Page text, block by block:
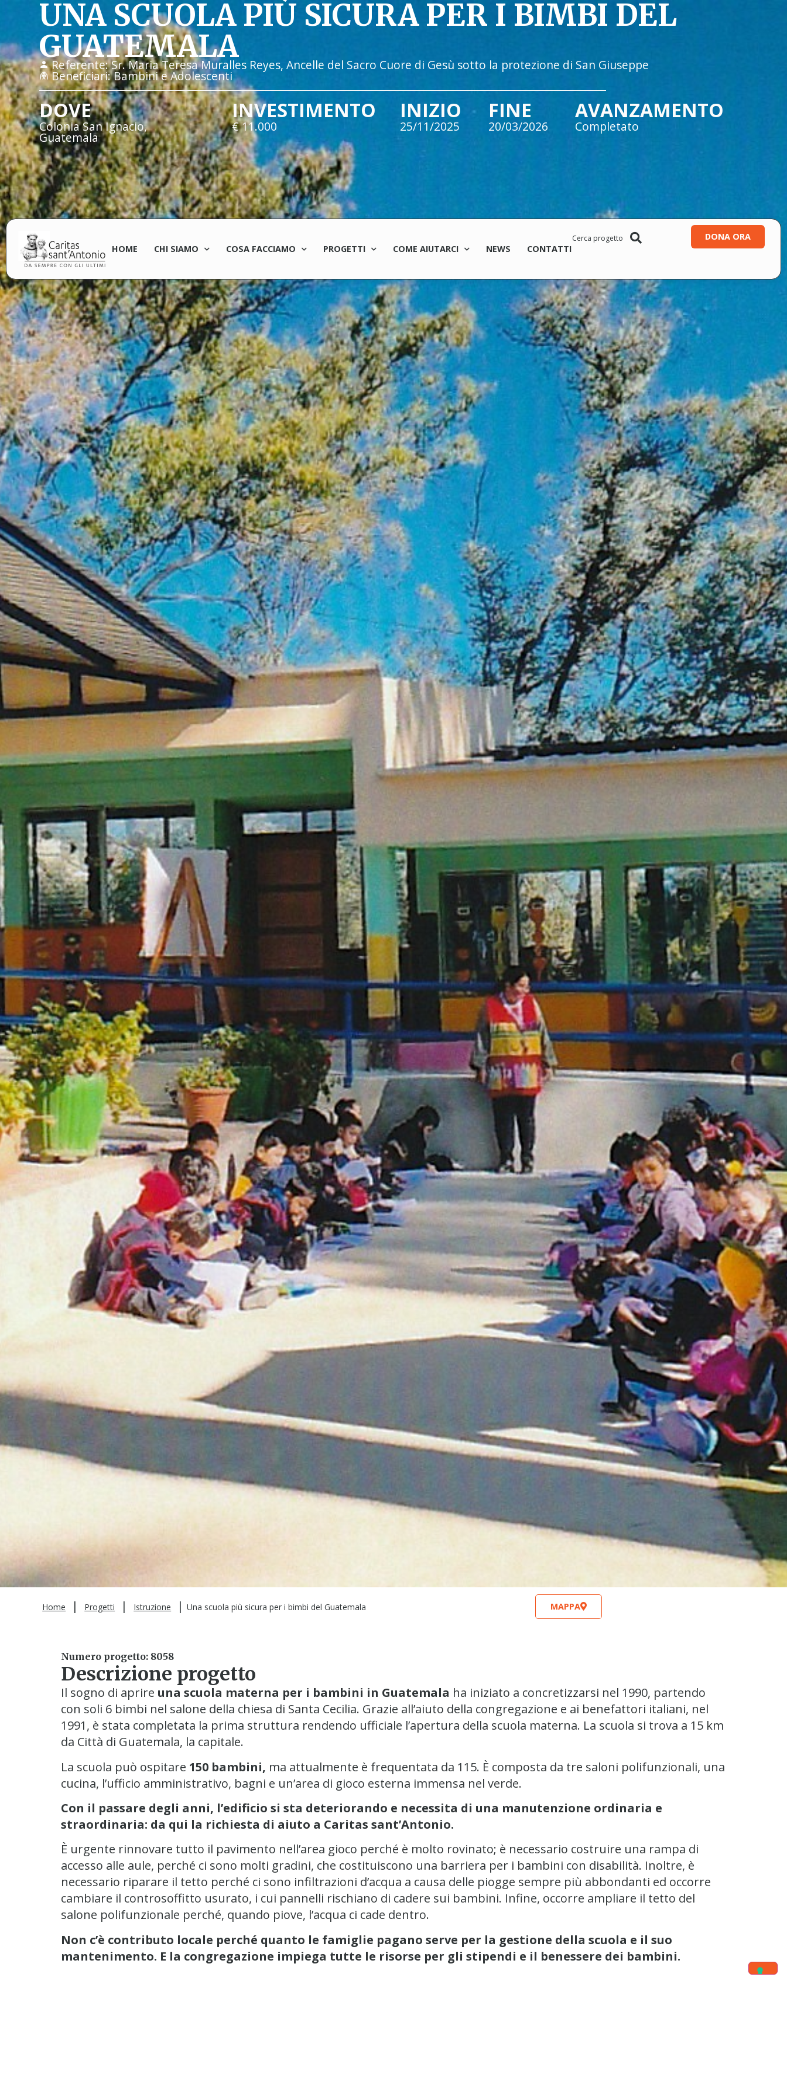
HOME CHI SIAMO COSA FACCIAMO PROGETTI COME AIUTARCI NEWS CONTATTI
DONA ORA
UNA SCUOLA PIÙ SICURA PER I BIMBI DEL
GUATEMALA
Referente:Sr. Maria Teresa Muralles Reyes, Ancelle del Sacro Cuore di Gesù sotto la protezione di San Giuseppe
Beneficiari:Bambini e Adolescenti
DOVE
Colonia San Ignacio,
Guatemala
INVESTIMENTO
€ 11.000
INIZIO
25/11/2025
FINE
20/03/2026
AVANZAMENTO
Completato
Home | Progetti | Istruzione |Una scuola più sicura per i bimbi del Guatemala MAPPA
Numero progetto: 8058
Descrizione progetto
Il sogno di aprire una scuola materna per i bambini in Guatemala ha iniziato a concretizzarsi nel 1990, partendo
con soli 6 bimbi nel salone della chiesa di Santa Cecilia. Grazie all’aiuto della congregazione e ai benefattori italiani, nel
1991, è stata completata la prima struttura rendendo ufficiale l’apertura della scuola materna. La scuola si trova a 15 km
da Città di Guatemala, la capitale.
La scuola può ospitare 150 bambini, ma attualmente è frequentata da 115. È composta da tre saloni polifunzionali, una
cucina, l’ufficio amministrativo, bagni e un’area di gioco esterna immensa nel verde.
Con il passare degli anni, l’edificio si sta deteriorando e necessita di una manutenzione ordinaria e
straordinaria: da qui la richiesta di aiuto a Caritas sant’Antonio.
È urgente rinnovare tutto il pavimento nell’area gioco perché è molto rovinato; è necessario costruire una rampa di
accesso alle aule, perché ci sono molti gradini, che costituiscono una barriera per i bambini con disabilità. Inoltre, è
necessario riparare il tetto perché ci sono infiltrazioni d’acqua a causa delle piogge sempre più abbondanti ed occorre
cambiare il controsoffitto usurato, i cui pannelli rischiano di cadere sui bambini. Infine, occorre ampliare il tetto del
salone polifunzionale perché, quando piove, l’acqua ci cade dentro.
Non c’è contributo locale perché quanto le famiglie pagano serve per la gestione della scuola e il suo
mantenimento. E la congregazione impiega tutte le risorse per gli stipendi e il benessere dei bambini.